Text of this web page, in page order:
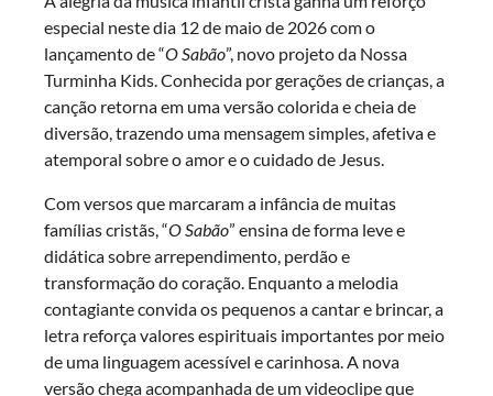
especial neste dia 12 de maio de 2026 com o
lançamento de “O Sabão”, novo projeto da Nossa
Turminha Kids. Conhecida por gerações de crianças, a
canção retorna em uma versão colorida e cheia de
diversão, trazendo uma mensagem simples, afetiva e
atemporal sobre o amor e o cuidado de Jesus.
Com versos que marcaram a infância de muitas
famílias cristãs, “O Sabão” ensina de forma leve e
didática sobre arrependimento, perdão e
transformação do coração. Enquanto a melodia
contagiante convida os pequenos a cantar e brincar, a
letra reforça valores espirituais importantes por meio
de uma linguagem acessível e carinhosa. A nova
versão chega acompanhada de um videoclipe que